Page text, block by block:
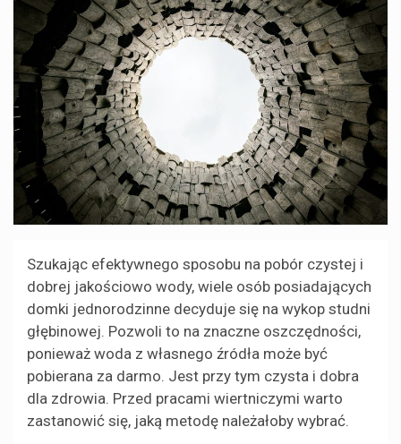
Szukając efektywnego sposobu na pobór czystej i
dobrej jakościowo wody, wiele osób posiadających
domki jednorodzinne decyduje się na wykop studni
głębinowej. Pozwoli to na znaczne oszczędności,
ponieważ woda z własnego źródła może być
pobierana za darmo. Jest przy tym czysta i dobra
dla zdrowia. Przed pracami wiertniczymi warto
zastanowić się, jaką metodę należałoby wybrać.